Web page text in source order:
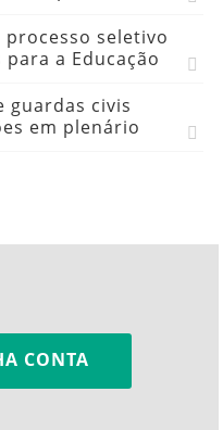
seletivo
a Educação
guardas civis
em plenário
CONTA